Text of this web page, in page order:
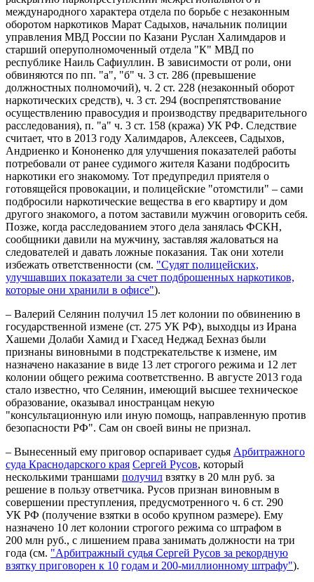
международного характера отдела по борьбе с незаконным
оборотом наркотиков Марат Садыхов, начальник полиции
управления МВД России по Казани Руслан Халимдаров и
старший оперуполномоченный отдела "К" МВД по
республике Наиль Сафиуллин. В зависимости от роли, они
обвиняются по пп. "а", "б" ч. 3 ст. 286 (превышение
должностных полномочий), ч. 2 ст. 228 (незаконный оборот
наркотических средств), ч. 3 ст. 294 (воспрепятствование
осуществлению правосудия и производству предварительного
расследования), п. "а" ч. 3 ст. 158 (кража) УК РФ. Следствие
считает, что в 2013 году Халимдаров, Алексеев, Садыхов,
Андриенко и Кононенко для улучшения показателей работы
потребовали от ранее судимого жителя Казани подбросить
наркотики его знакомому. Тот предупредил приятеля о
готовящейся провокации, и полицейские "отомстили" – сами
подбросили наркотические вещества в его квартиру и дом
другого знакомого, а потом заставили мужчин оговорить себя.
Позже, когда расследованием этого дела занялась ФСКН,
сообщники давили на мужчину, заставляя жаловаться на
следователей и давать ложные показания. Так они хотели
избежать ответственности (см. "Судят полицейских,
улучшавших показатели за счет подброшенных наркотиков,
которые они хранили в офисе").
– Валерий Селянин получил 15 лет колонии по обвинению в
государственной измене (ст. 275 УК РФ), выходцы из Ирана
Хашеми Долаби Хамид и Гхасед Неджад Бехназ были
признаны виновными в подстрекательстве к измене, им
назначено наказание в виде 13 лет строгого режима и 12 лет
колонии общего режима соответственно. В августе 2013 года
стало известно, что Селянин, имеющий высшее техническое
образование, оказывал иностранцам некую
"консультационную или иную помощь, направленную против
безопасности РФ". Сам он своей вины не признал.
– Вынесенный ему приговор оспаривает судья Арбитражного
суда Краснодарского края Сергей Русов, который
несколькими траншами получил взятку в 20 млн руб. за
решение в пользу ответчика. Русов признан виновным в
совершении преступления, предусмотренного ч. 6 ст. 290
УК РФ (получение взятки в особо крупном размере). Ему
назначено 10 лет колонии строгого режима со штрафом в
200 млн руб., с лишением права занимать должности на три
года (см. "Арбитражный судья Сергей Русов за рекордную
взятку приговорен к 10 годам и 200-миллионному штрафу").